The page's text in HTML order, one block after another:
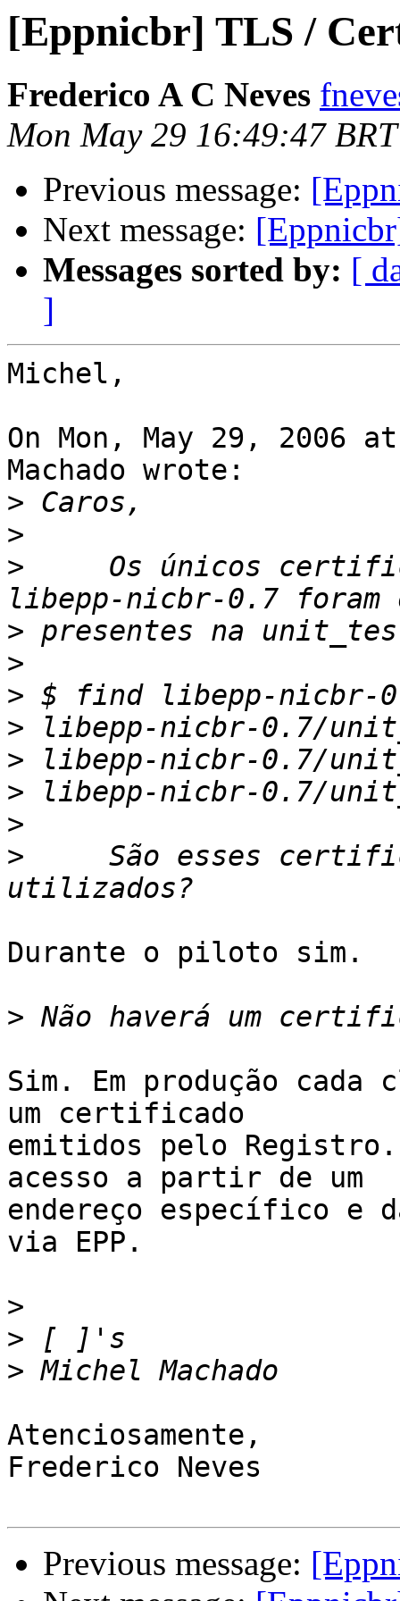
[Eppnicbr] TLS /
Frederico A C Neves
Mon May 29 16:49:47
Previous message:
Next message:
Messages sorted by: [
]
Michel,
On Mon, May 29, 2006
Machado wrote:
>
>
>
Os únicos
>
>
>
>
>
>
>
>
São esses
Durante o piloto sim.
>
Sim. Em produção cada
um certificado
emitidos pelo
acesso a partir de um
endereço específico e
via EPP.
>
>
>
Atenciosamente,
Frederico Neves
Previous message: